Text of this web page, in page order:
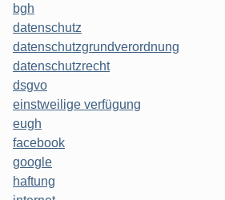
bgh
datenschutz
datenschutzgrundverordnung
datenschutzrecht
dsgvo
einstweilige verfügung
eugh
facebook
google
haftung